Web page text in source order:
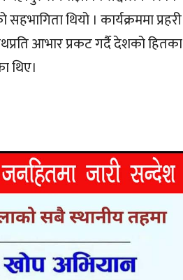
थियो । कार्यक्रममा प्रहरी
आभार प्रकट गर्दै देशको हितका
थिए।